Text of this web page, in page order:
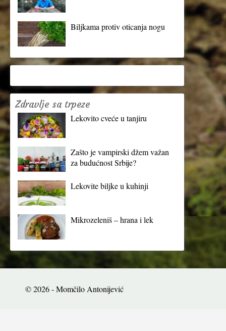
Biljkama protiv oticanja nogu
Zdravlje sa trpeze
Lekovito cveće u tanjiru
Zašto je vampirski džem važan
za budućnost Srbije?
Lekovite biljke u kuhinji
Mikrozeleniš – hrana i lek
© 2026 - Momčilo Antonijević